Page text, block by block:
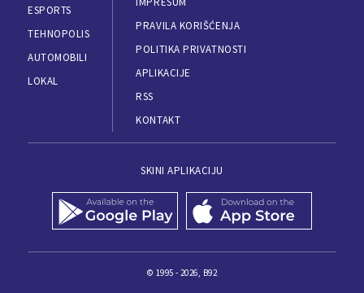
ESPORTS
TEHNOPOLIS
AUTOMOBILI
LOKAL
PRAVILA KORIŠĆENJA
POLITIKA PRIVATNOSTI
APLIKACIJE
RSS
KONTAKT
SKINI APLIKACIJU
© 1995 - 2026, B92